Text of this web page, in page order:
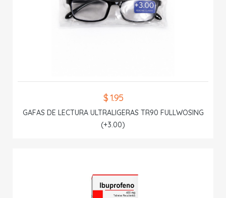
$ 1.95
GAFAS DE LECTURA ULTRALIGERAS TR90 FULLWOSING
(+3.00)